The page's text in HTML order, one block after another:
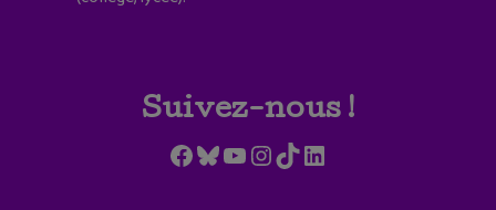
Suivez-nous !
Facebook
Bluesky
YouTube
Instagram
TikTokLinkedIn